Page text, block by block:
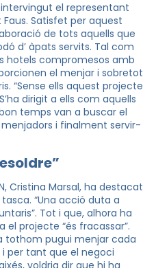
el representant
Satisfet per aquest
de tots aquells que
d’ àpats servits. Tal com
hotels compromesos amb
el menjar i sobretot
“Sense ells aquest projecte
dirigit a ells com aquells
temps van a buscar el
i finalment servir-
Cristina Marsal, ha destacat
“Una acció duta a
Tot i que, alhora ha
projecte “és fracassar”.
tothom pugui menjar cada
i per tant que el negoci
voldria dir que hi ha